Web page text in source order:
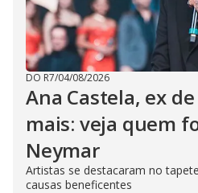
DO R7/04/08/2026
Ana Castela, ex
mais: veja quem
Neymar
Artistas se destacaram no
causas beneficentes